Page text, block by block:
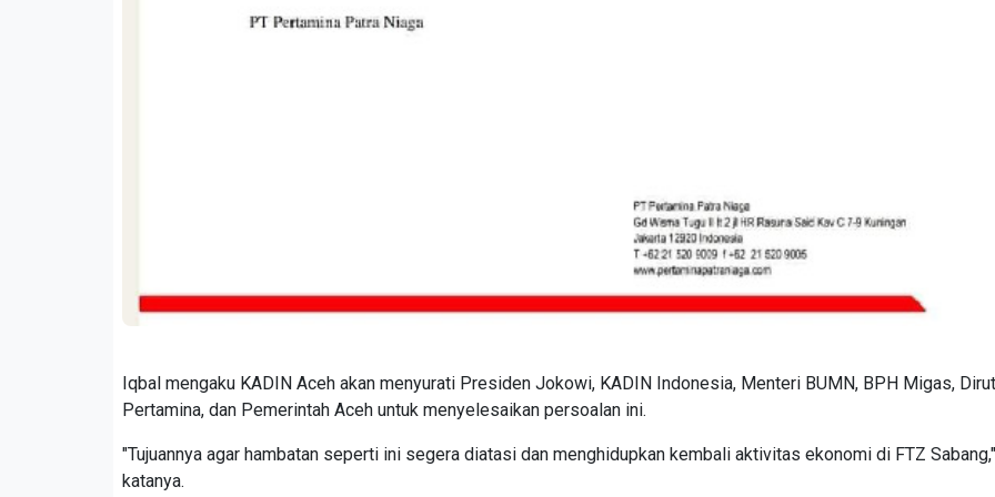
Iqbal mengaku KADIN Aceh akan menyurati Presiden Jokowi, KADIN Indonesia, Menteri BUMN, BPH Migas, Dirut
Pertamina, dan Pemerintah Aceh untuk menyelesaikan persoalan ini.
"Tujuannya agar hambatan seperti ini segera diatasi dan menghidupkan kembali aktivitas ekonomi di FTZ Sabang,"
katanya.